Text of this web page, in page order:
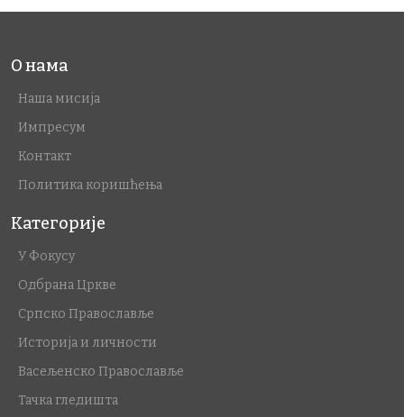
О нама
Наша мисија
Импресум
Контакт
Политика коришћења
Категорије
У Фокусу
Одбрана Цркве
Српско Православље
Историја и личности
Васељенско Православље
Тачка гледишта